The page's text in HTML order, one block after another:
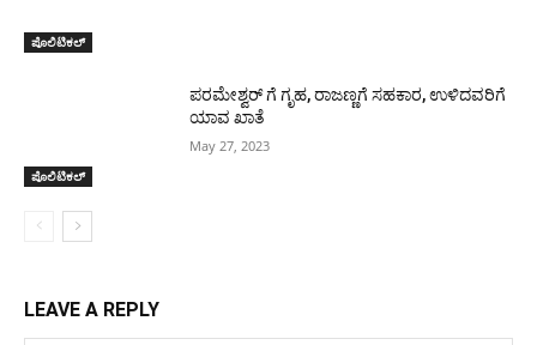
ಪೊಲಿಟಿಕಲ್
ಪೊಲಿಟಿಕಲ್
ಪರಮೇಶ್ವರ್ ಗೆ ಗೃಹ, ರಾಜಣ್ಣಗೆ ಸಹಕಾರ, ಉಳಿದವರಿಗೆ
ಯಾವ ಖಾತೆ
May 27, 2023
LEAVE A REPLY